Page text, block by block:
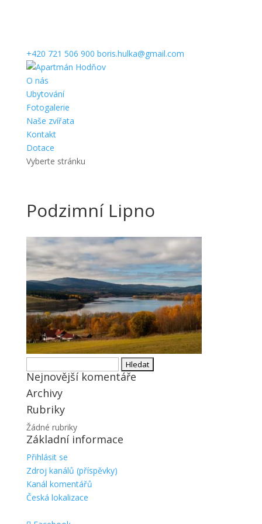
+420 721 506 900 boris.hulka@gmail.com
O nás
Ubytování
Fotogalerie
Naše zvířata
Kontakt
Dotace
Vyberte stránku
Podzimní Lipno
Nejnovější komentáře
Archivy
Rubriky
Žádné rubriky
Základní informace
Přihlásit se
Zdroj kanálů (příspěvky)
Kanál komentářů
Česká lokalizace